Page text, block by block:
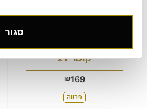
סגור
מוס שוקולד לוטוס
קוטר 21
169
₪
פרווה